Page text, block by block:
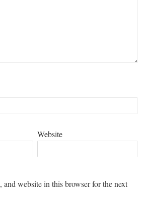
Website
and website in this browser for the next